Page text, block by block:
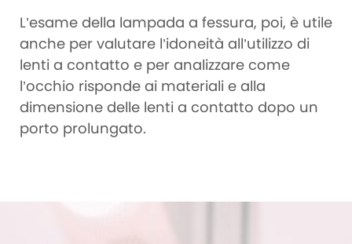
L’esame della lampada a fessura, poi, è utile
anche per valutare l’idoneità all’utilizzo di
lenti a contatto e per analizzare come
l’occhio risponde ai materiali e alla
dimensione delle lenti a contatto dopo un
porto prolungato.